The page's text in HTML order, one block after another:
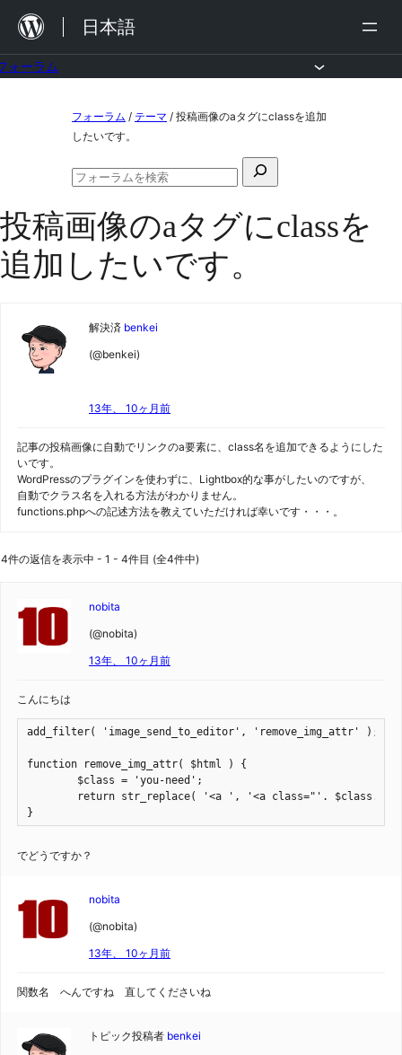
を
日本語
ォーラム
ツ
へ
ス
フォーラム / テーマ / 投稿画像のaタグにclassを追加
したいです。
検
対
象:
フ
ー
ラ
投稿画像のaタグにclassを
追加したいです。
解決済 benkei
(@benkei)
13年、 10ヶ月前
記事の投稿画像に自動でリンクのa要素に、class名を追加できるようにした
いです。
WordPressのプラグインを使わずに、Lightbox的な事がしたいのですが、
自動でクラス名を入れる方法がわかりません。
functions.phpへの記述方法を教えていただければ幸いです・・・。
4件の返信を表示中 - 1 - 4件目 (全4件中)
nobita
(@nobita)
13年、 10ヶ月前
こんにちは
add_filter( 'image_send_to_editor', 'remove_img_attr' );
function remove_img_attr( $html ) {
}
でどうですか？
nobita
(@nobita)
13年、 10ヶ月前
関数名 へんですね 直してくださいね
トピック投稿者 benkei